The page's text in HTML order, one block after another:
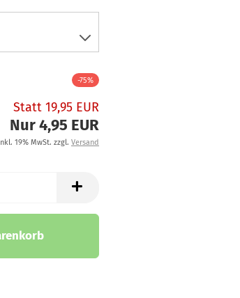
-75%
Statt 19,95 EUR
Nur 4,95 EUR
19% MwSt. zzgl. Versand